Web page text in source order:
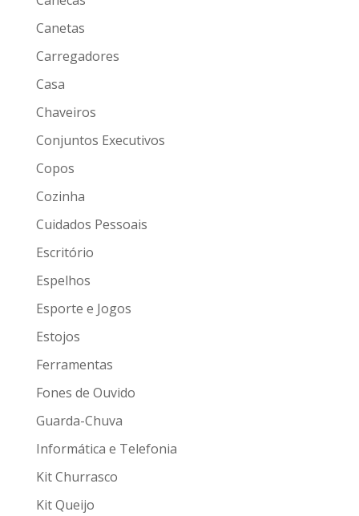
Canetas
Carregadores
Casa
Chaveiros
Conjuntos Executivos
Copos
Cozinha
Cuidados Pessoais
Escritório
Espelhos
Esporte e Jogos
Estojos
Ferramentas
Fones de Ouvido
Guarda-Chuva
Informática e Telefonia
Kit Churrasco
Kit Queijo